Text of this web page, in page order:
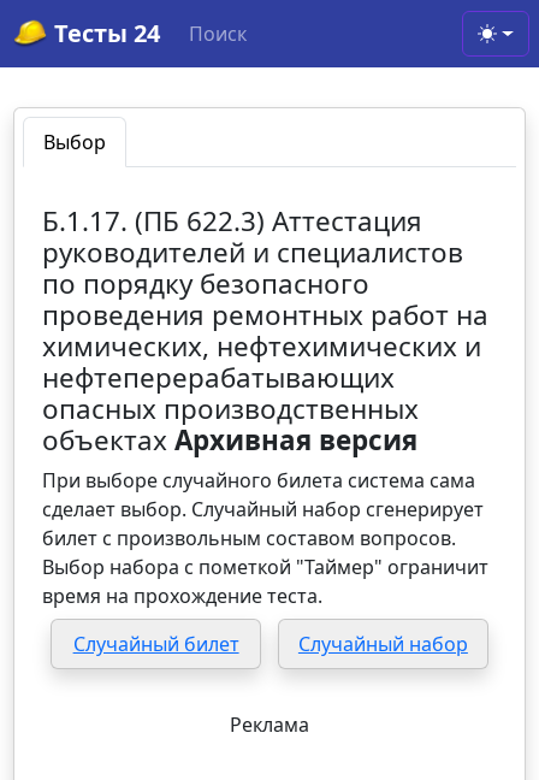
Тесты 24 Поиск
Выбор
Б.1.17. (ПБ 622.3) Аттестация
руководителей и специалистов
по порядку безопасного
проведения ремонтных работ на
химических, нефтехимических и
нефтеперерабатывающих
опасных производственных
объектахАрхивная версия
При выборе случайного билета система сама
сделает выбор. Случайный набор сгенерирует
билет с произвольным составом вопросов.
Выбор набора с пометкой "Таймер" ограничит
время на прохождение теста.
Случайный билет
Случайный набор
Реклама